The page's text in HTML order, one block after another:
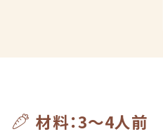
材料：3～4人前